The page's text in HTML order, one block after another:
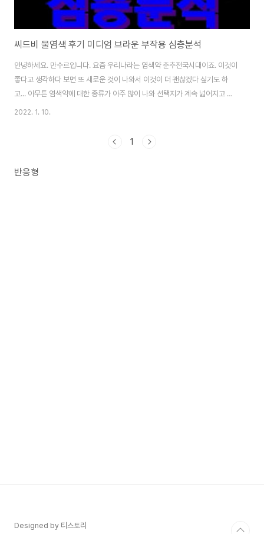
씨드비 물염색 후기 미디엄 브라운 부작용 심층분석
안녕하세요. 만수르입니다. 요즘 우리나라는 염색약 춘추전국시대이죠. 이것이
좋다고 생각하다 보면 또 새로운 것이 나와서 이것이 더 괜찮겠다 싶기도 하
고... 아무튼 염색약에 대한 종류가 아주 많이 나와 선택지가 계속 넓어지고 있
죠. 오늘은 홈쇼핑에서 씨드비 또는 시드비 물 염색이라는 게 나와서 무심코 보
정리해 보았습니다. 씨드비 물염색이 뭐고, 어떻게 만들어졌나요? 말 그대로 물
화배우 오윤아 씨가 광고하고 있어 더 믿음이 가네요. 하하. 우습나요! 하지만,
2022. 1. 10.
1
반응형
Designed by 티스토리